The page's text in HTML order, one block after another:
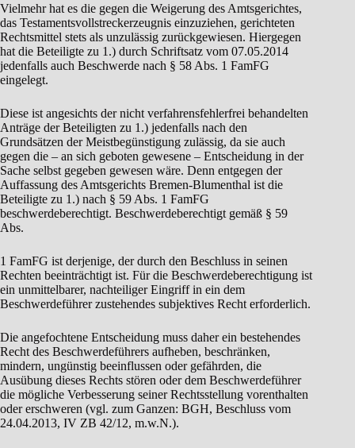
Vielmehr hat es die gegen die Weigerung des Amtsgerichtes,
das Testamentsvollstreckerzeugnis einzuziehen, gerichteten
Rechtsmittel stets als unzulässig zurückgewiesen. Hiergegen
hat die Beteiligte zu 1.) durch Schriftsatz vom 07.05.2014
jedenfalls auch Beschwerde nach § 58 Abs. 1 FamFG
eingelegt.
Diese ist angesichts der nicht verfahrensfehlerfrei behandelten
Anträge der Beteiligten zu 1.) jedenfalls nach den
Grundsätzen der Meistbegünstigung zulässig, da sie auch
gegen die – an sich geboten gewesene – Entscheidung in der
Sache selbst gegeben gewesen wäre. Denn entgegen der
Auffassung des Amtsgerichts Bremen-Blumenthal ist die
Beteiligte zu 1.) nach § 59 Abs. 1 FamFG
beschwerdeberechtigt. Beschwerdeberechtigt gemäß § 59
Abs.
1 FamFG ist derjenige, der durch den Beschluss in seinen
Rechten beeinträchtigt ist. Für die Beschwerdeberechtigung ist
ein unmittelbarer, nachteiliger Eingriff in ein dem
Beschwerdeführer zustehendes subjektives Recht erforderlich.
Die angefochtene Entscheidung muss daher ein bestehendes
Recht des Beschwerdeführers aufheben, beschränken,
mindern, ungünstig beeinflussen oder gefährden, die
Ausübung dieses Rechts stören oder dem Beschwerdeführer
die mögliche Verbesserung seiner Rechtsstellung vorenthalten
oder erschweren (vgl. zum Ganzen: BGH, Beschluss vom
24.04.2013, IV ZB 42/12, m.w.N.).